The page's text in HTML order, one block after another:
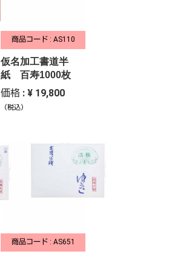
商品コード : AS110
仮名加工書道半
紙 百寿1000枚
価格 : ¥ 19,800
（税込）
商品コード : AS651